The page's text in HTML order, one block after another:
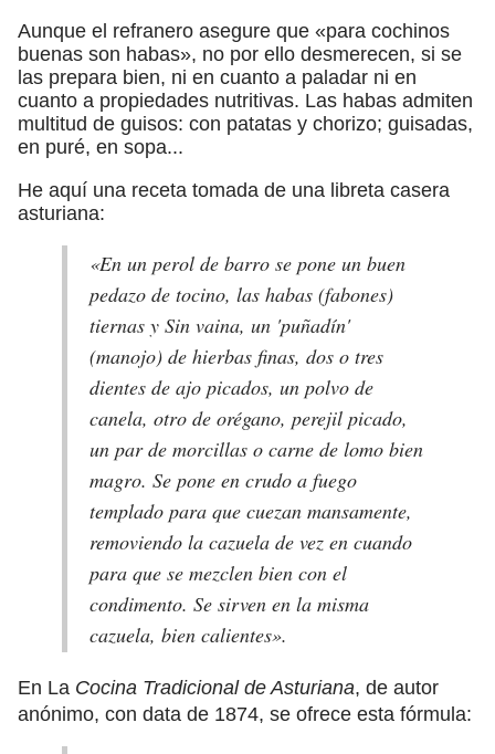
Aunque el refranero asegure que «para cochinos
buenas son habas», no por ello desmerecen, si se
las prepara bien, ni en cuanto a paladar ni en
cuanto a propiedades nutritivas. Las habas admiten
multitud de guisos: con patatas y chorizo; guisadas,
en puré, en sopa...
He aquí una receta tomada de una libreta casera
asturiana:
«En un perol de barro se pone un buen
pedazo de tocino, las habas (fabones)
tiernas y Sin vaina, un 'puñadín'
(manojo) de hierbas finas, dos o tres
dientes de ajo picados, un polvo de
canela, otro de orégano, perejil picado,
un par de morcillas o carne de lomo bien
magro. Se pone en crudo a fuego
templado para que cuezan mansamente,
removiendo la cazuela de vez en cuando
para que se mezclen bien con el
condimento. Se sirven en la misma
cazuela, bien calientes».
En La Cocina Tradicional de Asturiana, de autor
anónimo, con data de 1874, se ofrece esta fórmula: